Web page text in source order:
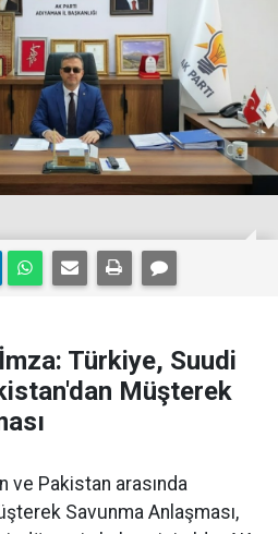
Türkiye, Suudi
Müşterek
ve Pakistan arasında
Savunma Anlaşması,